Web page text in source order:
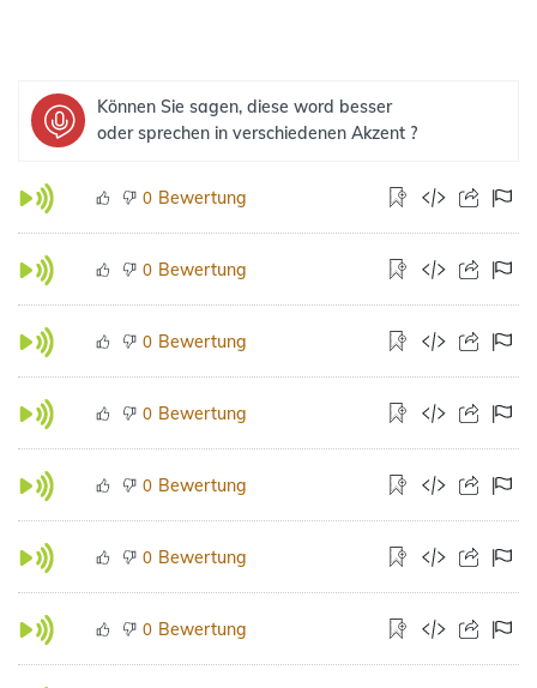
Können Sie sagen, diese word besser
oder sprechen in verschiedenen Akzent ?
0 Bewertung
0 Bewertung
0 Bewertung
0 Bewertung
0 Bewertung
0 Bewertung
0 Bewertung